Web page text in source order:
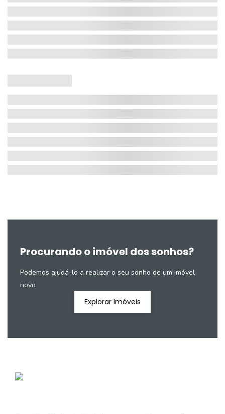
Procurando o imóvel dos sonhos?
Podemos ajudá-lo a realizar o seu sonho de um imóvel
novo
Explorar Imóveis